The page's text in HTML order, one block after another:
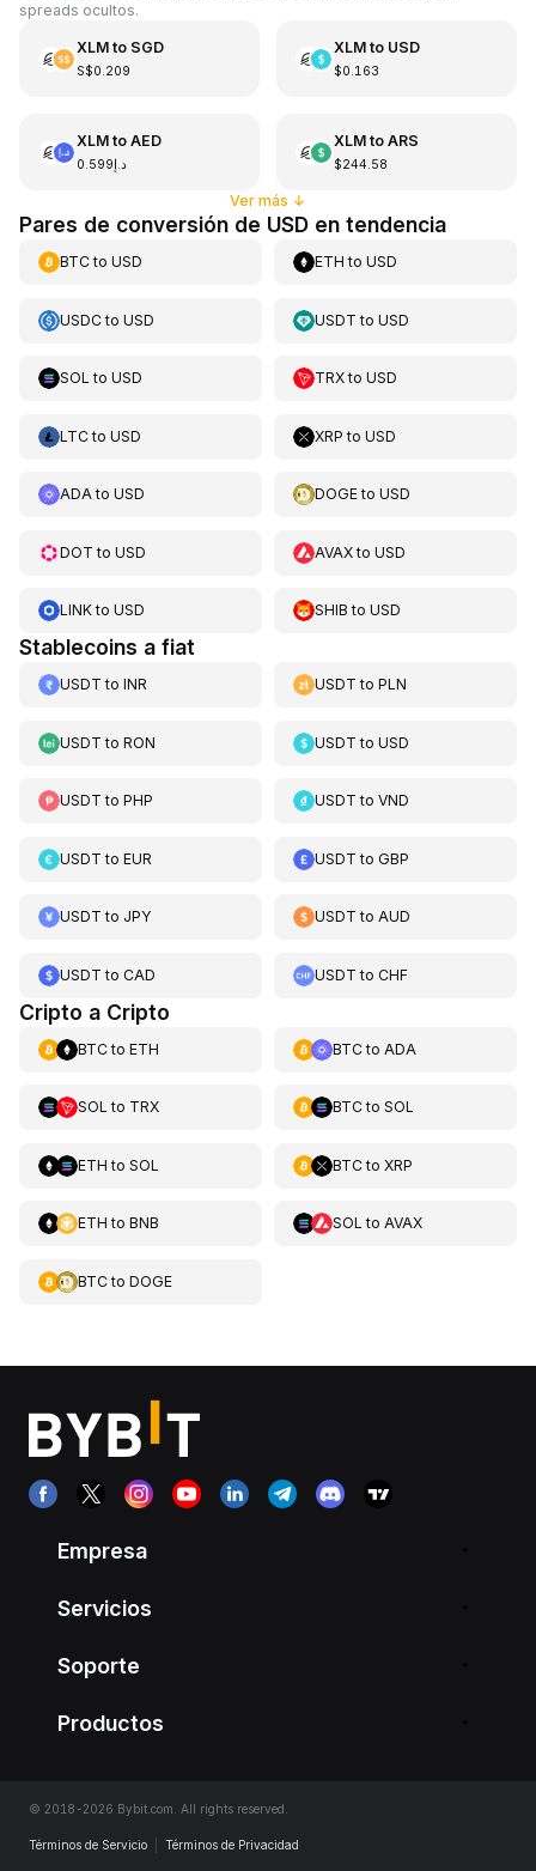
spreads ocultos.
XLMto SGD
S$0.209
XLMto USD
$0.163
XLMto AED
د.إ0.599
XLMto ARS
$244.58
Ver más ↓
Pares de conversión de USD en tendencia
BTCto USD ETH toUSD
USDCto USD USDT toUSD
SOL to USD TRXtoUSD
LTCto USD XRP toUSD
ADAto USD DOGEtoUSD
DOT to USD AVAXtoUSD
LINKto USD SHIB toUSD
Stablecoins a fiat
USDT to INR USDT toPLN
USDT to RON USDT toUSD
USDT to PHP USDT toVND
USDT to EUR USDT toGBP
USDT to JPY USDT toAUD
USDT to CAD USDT toCHF
Cripto a Cripto
BTCto ETH BTCto ADA
SOL to TRX BTCto SOL
ETH to SOL BTCto XRP
ETH to BNB SOL to AVAX
BTCto DOGE
Empresa
Servicios
Soporte
Productos
© 2018-2026 Bybit.com. All rights reserved.
Términos de Servicio Términos de Privacidad